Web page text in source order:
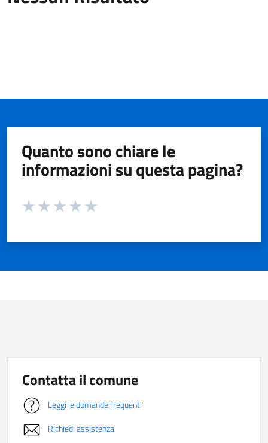
Quanto sono chiare le
informazioni su questa pagina?
Valuta da 1 a 5 stelle la pagina
Contatta il comune
Leggi le domande frequenti
Richiedi assistenza